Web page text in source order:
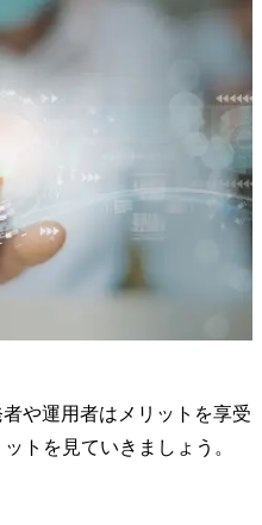
や運用者はメリットを享受
トを見ていきましょう。